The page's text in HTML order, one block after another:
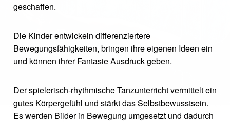
geschaffen.
Die Kinder entwickeln differenziertere
Bewegungsfähigkeiten, bringen ihre eigenen Ideen ein
und können ihrer Fantasie Ausdruck geben.
Der spielerisch-rhythmische Tanzunterricht vermittelt ein
gutes Körpergefühl und stärkt das Selbstbewusstsein.
Es werden Bilder in Bewegung umgesetzt und dadurch